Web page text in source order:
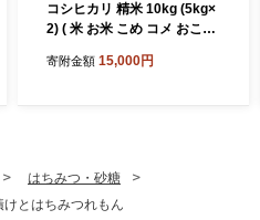
コシヒカリ 精米 10kg (5kg×
2) ( 米 お米 こめ コメ おこめ
カリ 令和7年産コシヒカリ 松
寄附金額 15,000円
はちみつ・砂糖
けとはちみつれもん